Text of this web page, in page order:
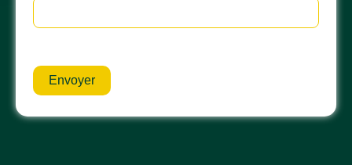
Envoyer